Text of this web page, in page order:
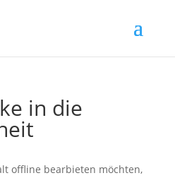
in die
offline bearbieten möchten,